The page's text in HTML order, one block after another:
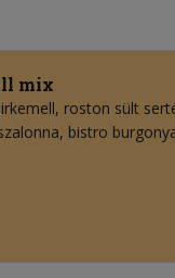
mix
roston sült
bistro